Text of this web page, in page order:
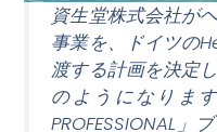
資生堂株式会社が
事業を、ドイツの
渡する計画を決定
のようになりま
PROFESSIONAL」